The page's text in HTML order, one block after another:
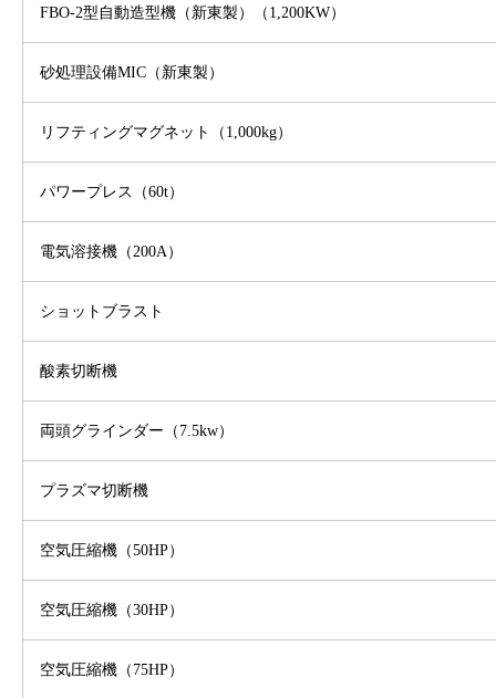
FBO-2型自動造型機（新東製）（1,200KW）
砂処理設備MIC（新東製）
リフティングマグネット（1,000kg）
パワープレス（60t）
電気溶接機（200A）
ショットブラスト
酸素切断機
両頭グラインダー（7.5kw）
プラズマ切断機
空気圧縮機（50HP）
空気圧縮機（30HP）
空気圧縮機（75HP）